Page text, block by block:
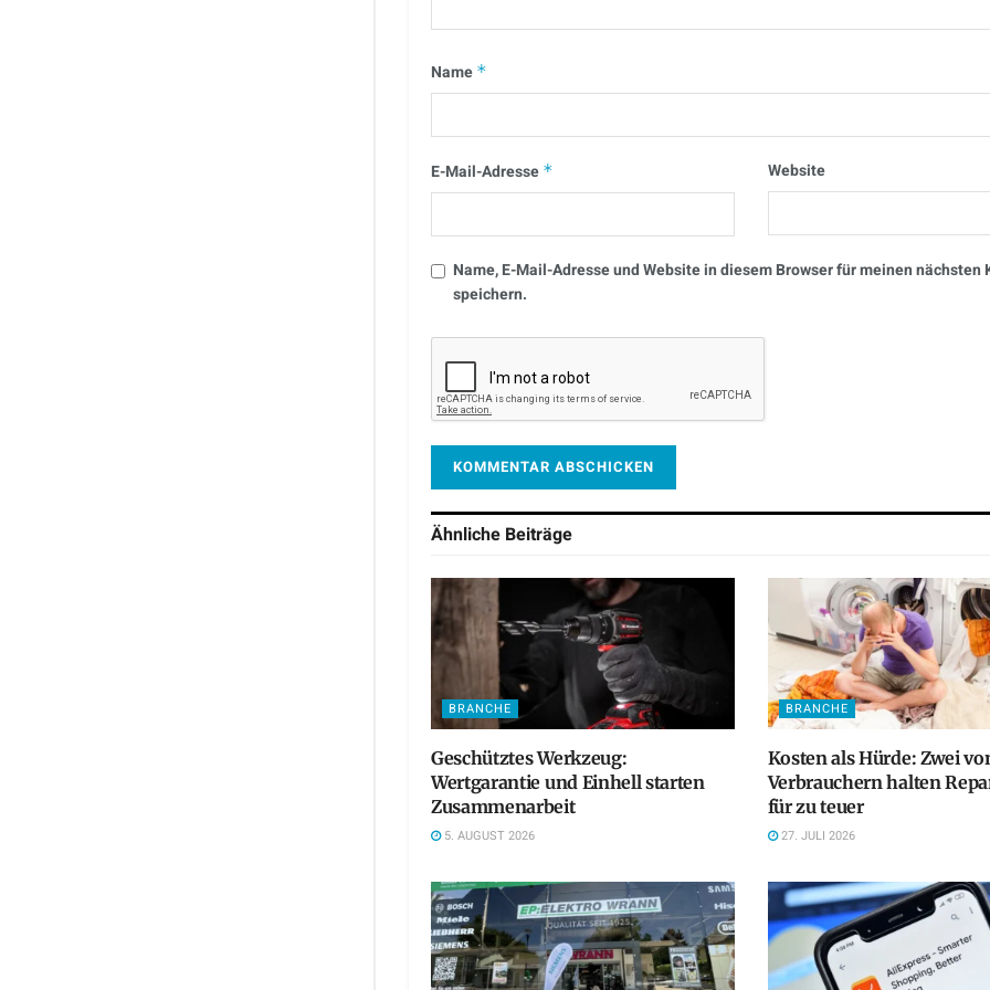
Name *
E-Mail-Adresse * Website
Name, E-Mail-Adresse und Website in diesem Browser für meinen nächsten
speichern.
Ähnliche Beiträge
BRANCHE
Geschütztes Werkzeug:
Wertgarantie und Einhell starten
Zusammenarbeit
5. AUGUST 2026
BRANCHE
Kosten als Hürde: Zwei
Verbrauchern halten
für zu teuer
27. JULI 2026